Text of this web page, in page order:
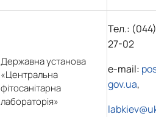
Державна установа
«Центральна
фітосанітарна
лабораторія»
Тел.:
27-02
e-mail:
gov.ua,